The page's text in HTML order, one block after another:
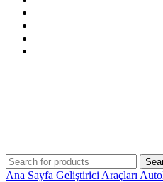
Ana Sayfa Geliştirici Araçları